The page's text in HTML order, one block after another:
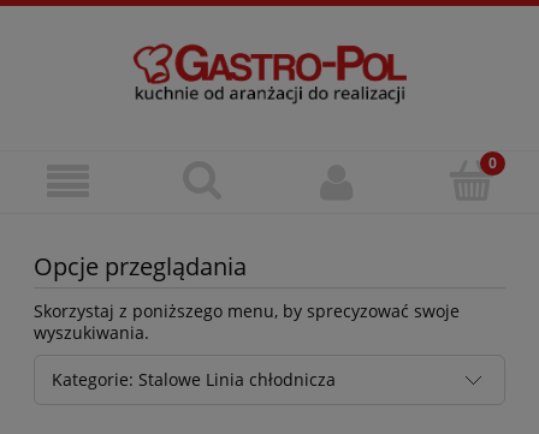
Opcje przeglądania
Skorzystaj z poniższego menu, by sprecyzować swoje
wyszukiwania.
Kategorie: Stalowe Linia chłodnicza